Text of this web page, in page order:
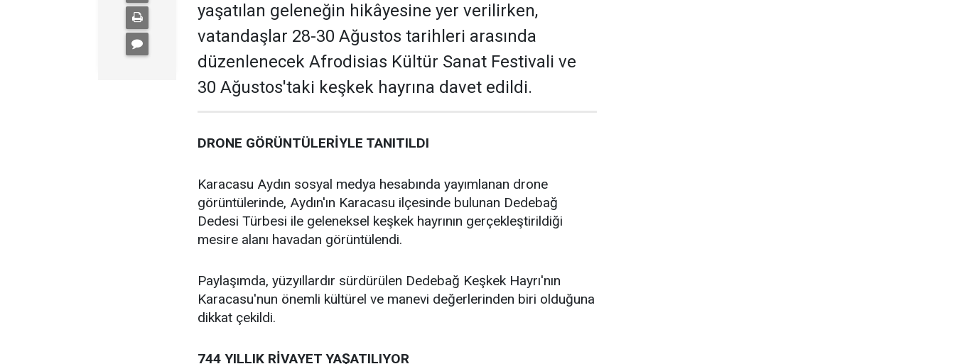
yaşatılan geleneğin hikâyesine yer verilirken,
vatandaşlar 28-30 Ağustos tarihleri arasında
düzenlenecek Afrodisias Kültür Sanat Festivali ve
30 Ağustos'taki keşkek hayrına davet edildi.
DRONE GÖRÜNTÜLERİYLE TANITILDI
Karacasu Aydın sosyal medya hesabında yayımlanan drone
görüntülerinde, Aydın'ın Karacasu ilçesinde bulunan Dedebağ
Dedesi Türbesi ile geleneksel keşkek hayrının gerçekleştirildiği
mesire alanı havadan görüntülendi.
Paylaşımda, yüzyıllardır sürdürülen Dedebağ Keşkek Hayrı'nın
Karacasu'nun önemli kültürel ve manevi değerlerinden biri olduğuna
dikkat çekildi.
744 YILLIK RİVAYET YAŞATILIYOR